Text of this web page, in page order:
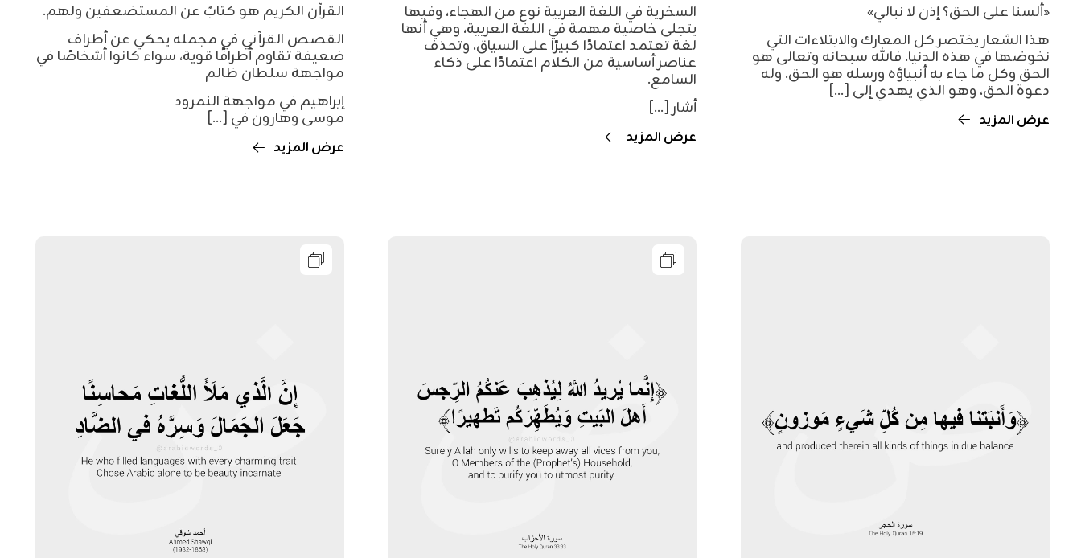
«ألسنا على الحق؟ إذن لا نبالي»
هذا الشعار يختصر كل المعارك والابتلاءات التي
نخوضها في هذه الدنيا. فالله سبحانه وتعالى هو
الحق وكل ما جاء به أنبياؤه ورسله هو الحق. وله
دعوة الحق، وهو الذي يهدي إلى [...]
عرض المزيد
السخرية في اللغة العربية نوع من الهجاء، وفيها
يتجلى خاصية مهمة في اللغة العربية، وهي أنها
لغة تعتمد اعتمادًا كبيرًا على السياق، وتحذف
عناصر أساسية من الكلام اعتمادًا على ذكاء
السامع.
أشار [...]
عرض المزيد
القرآن الكريم هو كتابٌ عن المستضعفين ولهم.
القصص القرآني في مجمله يحكي عن أطراف
ضعيفة تقاوم أطرافًا قوية، سواء كانوا أشخاصًا في
مواجهة سلطان ظالم
إبراهيم في مواجهة النمرود
موسى وهارون في [...]
عرض المزيد